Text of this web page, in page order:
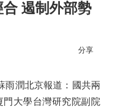
遏制外部勢
分享
潤北京報道：國共兩
大學台灣研究院副院